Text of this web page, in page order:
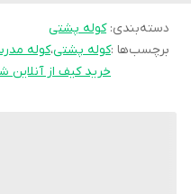
• داخل کیف آستر‌دار با جیب
• بندهای پشتی قابل تنظیم و
دسته‌بندی:کوله پشتی
برچسب‌ها :کوله پشتی،کوله
خرید کیف از آنلاین